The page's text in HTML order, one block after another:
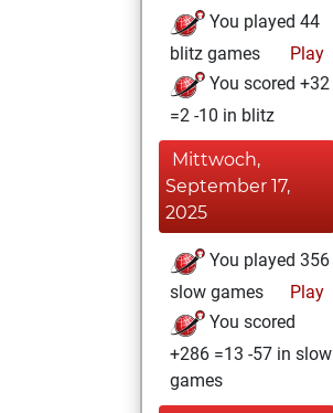
You played 44
blitz games
Play
You scored +32
=2 -10 in blitz
Mittwoch,
September 17,
2025
You played 356
slow games
Play
You scored
+286 =13 -57 in slow
games